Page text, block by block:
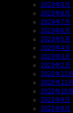
2023年9月
2023年8月
2023年7月
2023年6月
2023年5月
2023年4月
2023年3月
2023年2月
2022年12月
2022年11月
2022年10月
2022年9月
2022年8月